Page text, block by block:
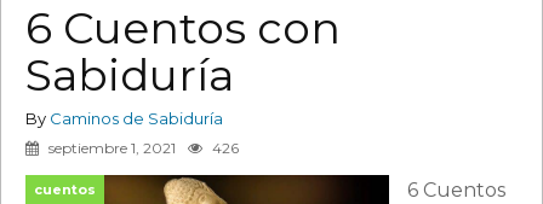
6 Cuentos con
Sabiduría
By Caminos de Sabiduría
septiembre 1, 2021 426
cuentos
6 Cuentos